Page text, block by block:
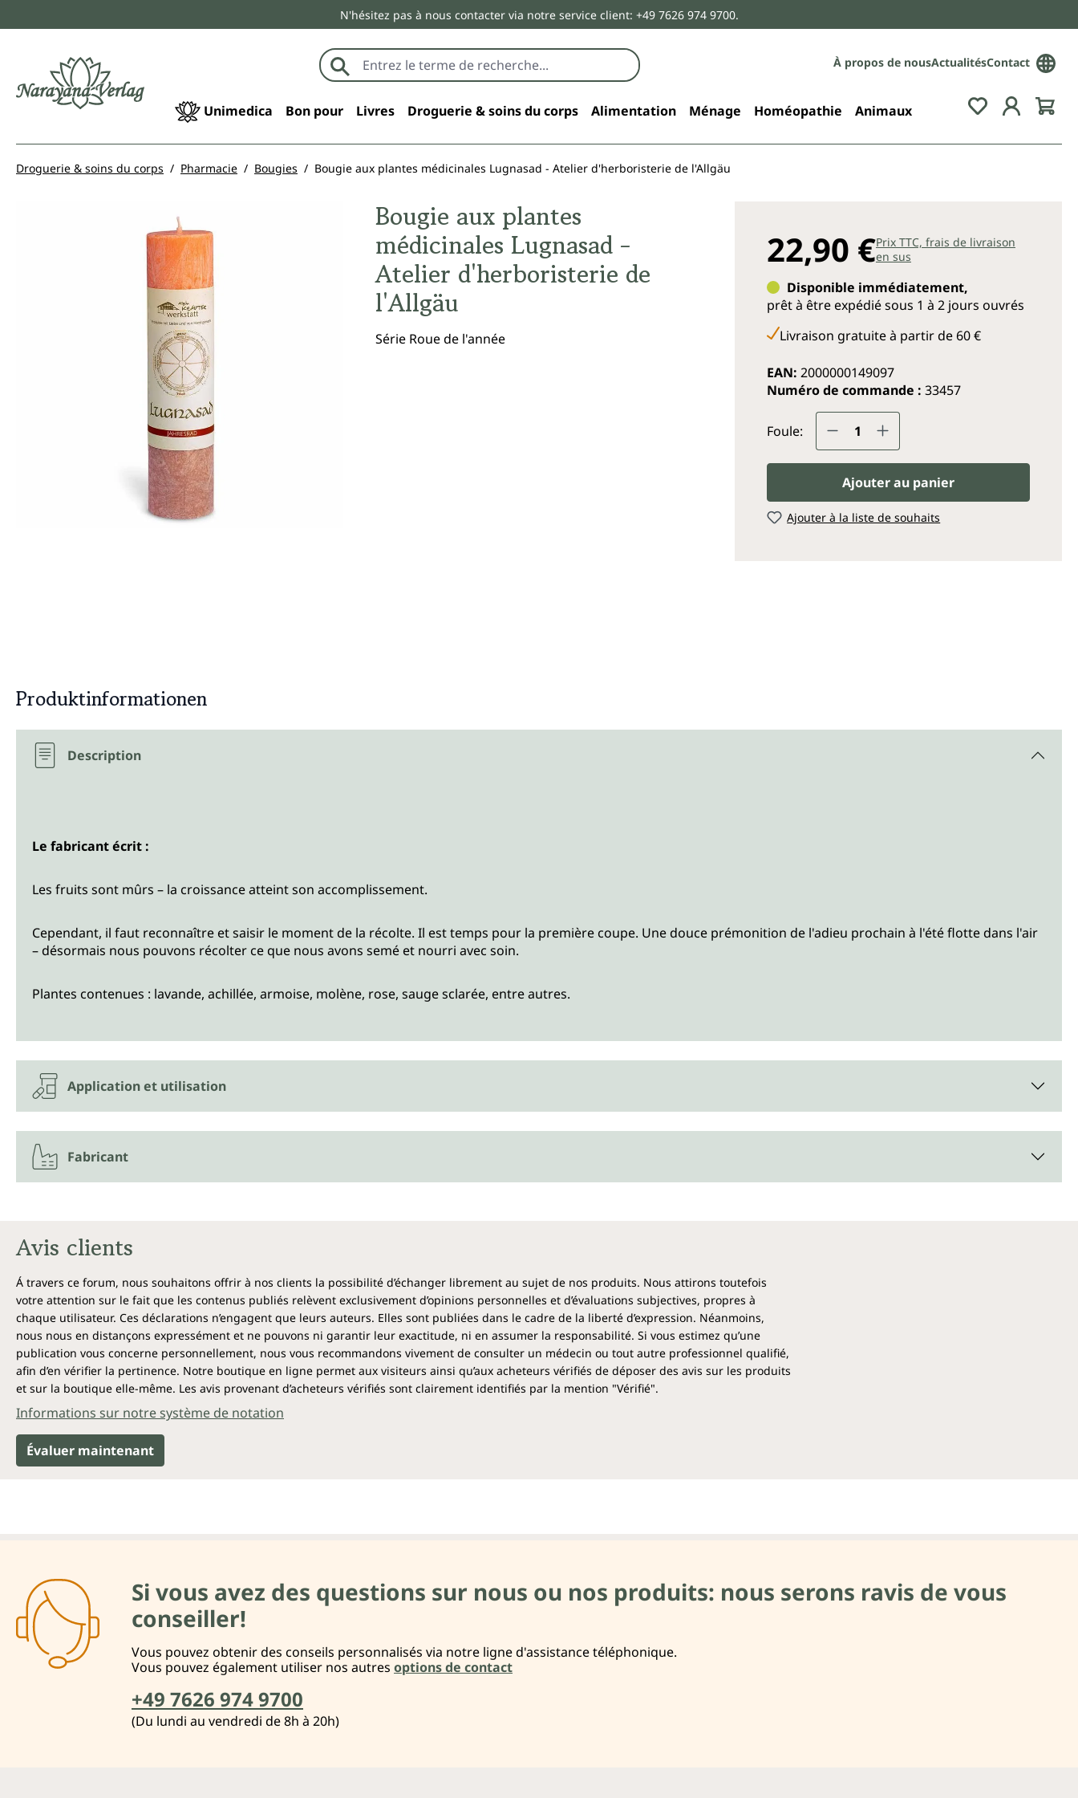
N'hésitez pas à nous contacter via notre service client: +49 7626 974 9700.
À propos de nousActualitésContact
Unimedica Bon pour Livres Droguerie & soins du corps Alimentation Ménage Homéopathie Animaux
Droguerie & soins du corps Pharmacie Bougies Bougie aux plantes médicinales Lugnasad - Atelier d'herboristerie de l'Allgäu
Bougie aux plantes
médicinales Lugnasad -
Atelier d'herboristerie de
l'Allgäu
Série Roue de l'année
22,90 €Prix TTC, frais de livraison
en sus
Disponible immédiatement,
prêt à être expédié sous 1 à 2 jours ouvrés
Livraison gratuite à partir de 60 €
EAN: 2000000149097
Numéro de commande : 33457
Foule: Quantité de produit :
Ajouter au panier
Ajouter à la liste de souhaits
Produktinformationen
Description
Le fabricant écrit :
Les fruits sont mûrs – la croissance atteint son accomplissement.
Cependant, il faut reconnaître et saisir le moment de la récolte. Il est temps pour la première coupe. Une douce prémonition de l'adieu prochain à l'été flotte dans l'air
– désormais nous pouvons récolter ce que nous avons semé et nourri avec soin.
Plantes contenues : lavande, achillée, armoise, molène, rose, sauge sclarée, entre autres.
Application et utilisation
Fabricant
Avis clients
Á travers ce forum, nous souhaitons offrir à nos clients la possibilité d’échanger librement au sujet de nos produits. Nous attirons toutefois
votre attention sur le fait que les contenus publiés relèvent exclusivement d’opinions personnelles et d’évaluations subjectives, propres à
chaque utilisateur. Ces déclarations n’engagent que leurs auteurs. Elles sont publiées dans le cadre de la liberté d’expression. Néanmoins,
nous nous en distançons expressément et ne pouvons ni garantir leur exactitude, ni en assumer la responsabilité. Si vous estimez qu’une
publication vous concerne personnellement, nous vous recommandons vivement de consulter un médecin ou tout autre professionnel qualifié,
afin d’en vérifier la pertinence. Notre boutique en ligne permet aux visiteurs ainsi qu’aux acheteurs vérifiés de déposer des avis sur les produits
et sur la boutique elle-même. Les avis provenant d’acheteurs vérifiés sont clairement identifiés par la mention "Vérifié".
Informations sur notre système de notation
Évaluer maintenant
Si vous avez des questions sur nous ou nos produits: nous serons ravis de vous
conseiller!
Vous pouvez obtenir des conseils personnalisés via notre ligne d'assistance téléphonique.
Vous pouvez également utiliser nos autres options de contact
+49 7626 974 9700
(Du lundi au vendredi de 8h à 20h)